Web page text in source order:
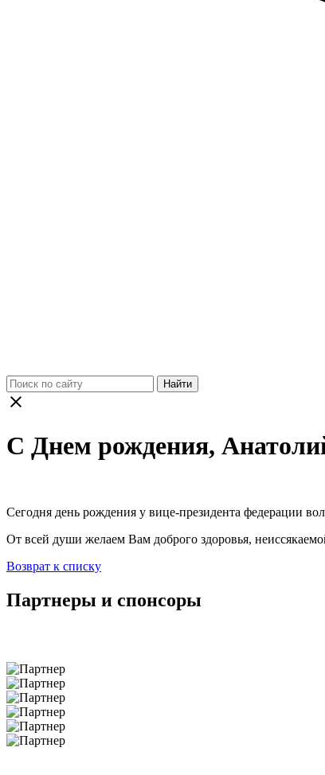
Найти
С Днем рождения,
Сегодня день рождения у вице-президента федерации
От всей души желаем Вам доброго здоровья,
Возврат к списку
Партнеры и спонсоры